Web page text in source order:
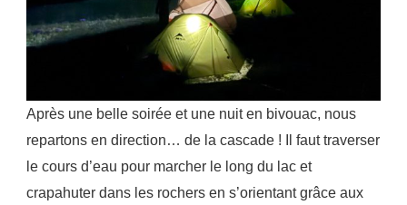
Après une belle soirée et une nuit en bivouac, nous
repartons en direction… de la cascade ! Il faut traverser
le cours d’eau pour marcher le long du lac et
crapahuter dans les rochers en s’orientant grâce aux